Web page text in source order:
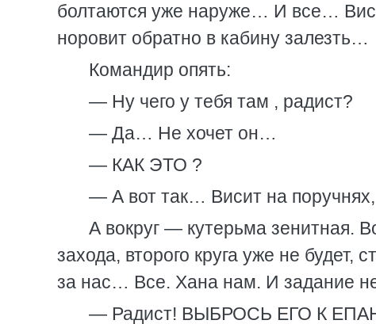
болтаются уже наруже… И все…
норовит обратно в кабину залезть…
Командир опять:
— Ну чего у тебя там , радист?
— Да… Не хочет он…
— КАК ЭТО ?
— А вот так… Висит на
А вокруг — кутерьма зенитная.
захода, второго круга уже не будет,
за нас… Все. Хана нам. И задание
— Радист! ВЫБРОСЬ ЕГО К